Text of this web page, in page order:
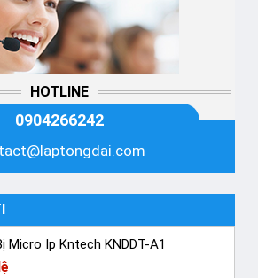
HOTLINE
0904266242
Micro Ip Kntech KNDDT-A1